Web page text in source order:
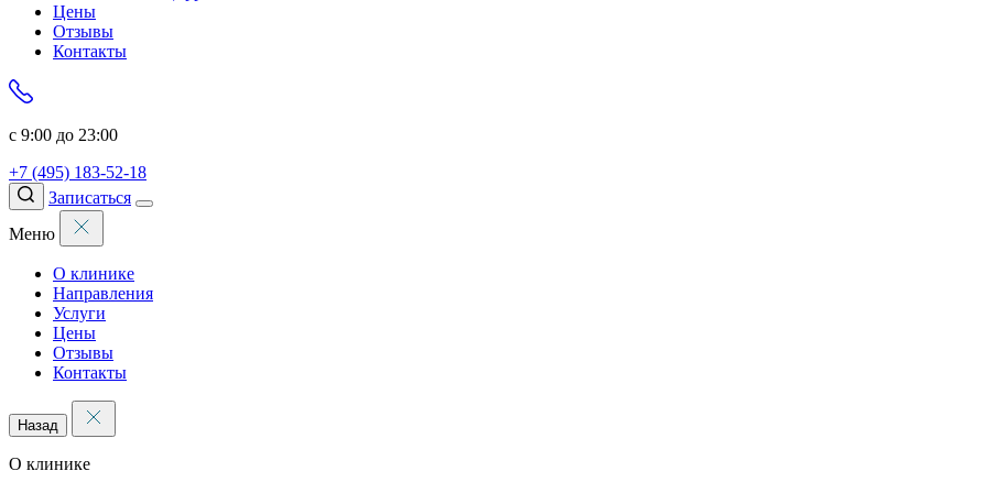
Цены
Отзывы
Контакты
с 9:00 до 23:00
+7 (495) 183-52-18
Записаться
Меню
О клинике
Направления
Услуги
Цены
Отзывы
Контакты
Назад
О клинике